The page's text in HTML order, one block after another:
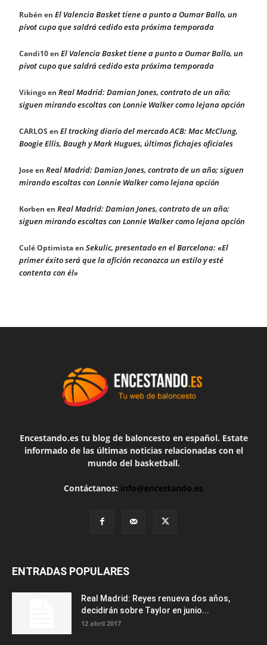
Rubén en El Valencia Basket tiene a punto a Oumar Ballo, un
pívot cupo que saldrá cedido esta próxima temporada
Candi10en El Valencia Basket tiene a punto a Oumar Ballo, un
pívot cupo que saldrá cedido esta próxima temporada
Vikingoen Real Madrid: Damian Jones, contrato de un año;
siguen mirando escoltas con Lonnie Walker como lejana opción
CARLOS en El tracking diario del mercado ACB: Mac McClung,
Boogie Ellis, Baugh y Mark Hugues, últimos fichajes oficiales
Joseen Real Madrid: Damian Jones, contrato de un año; siguen
mirando escoltas con Lonnie Walker como lejana opción
Korben en Real Madrid: Damian Jones, contrato de un año;
siguen mirando escoltas con Lonnie Walker como lejana opción
Culé Optimistaen Sekulic, presentado en el Barcelona: «El
primer éxito será que la afición reconozca un estilo y esté
contenta con él»
Encestando.es tu blog de baloncesto en español. Estate
informado de las últimas noticias relacionadas con el
mundo del basketball.
Contáctanos: info@encestando.es
ENTRADAS POPULARES
Real Madrid: Reyes renueva dos años,
decidirán sobre Taylor en junio...
12 abril 2017